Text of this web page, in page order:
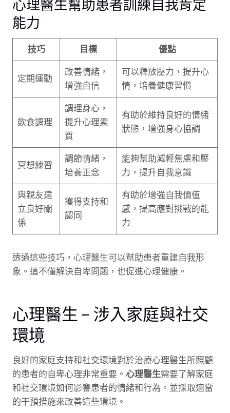
心理醫生幫助患者訓練自我肯定
能力
技巧 目標 優點
定期運動
改善情緒，
增強自信
可以釋放壓力，提升心
情，培養健康習慣
飲食調理
調理身心，
提升心理素
質
有助於維持良好的情緒
狀態，增強身心協調
冥想練習
調節情緒，
培養正念
能夠幫助減輕焦慮和壓
力，提升自我意識
與親友建
立良好關
係
獲得支持和
認同
有助於增強自我價值
感，提高應對挑戰的能
力
透過這些技巧，心理醫生可以幫助患者重建自我形
象。這不僅解決自卑問題，也促進心理健康。
心理醫生 – 涉入家庭與社交
環境
良好的家庭支持和社交環境對於治療心理醫生所照顧
的患者的自卑心理非常重要。 心理醫生需要了解家庭
和社交環境如何影響患者的情緒和行為。並採取適當
的干預措施來改善這些環境。